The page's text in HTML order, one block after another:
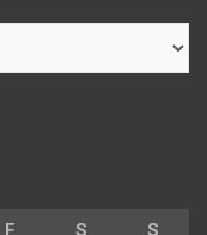
F S S